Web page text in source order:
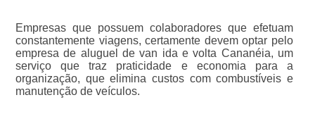
Empresas que possuem colaboradores que efetuam
constantemente viagens, certamente devem optar pelo
empresa de aluguel de van ida e volta Cananéia, um
serviço que traz praticidade e economia para a
organização, que elimina custos com combustíveis e
manutenção de veículos.